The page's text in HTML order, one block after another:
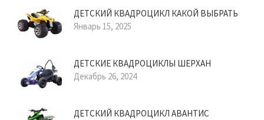
ДЕТСКИЙ КВАДРОЦИКЛ КАКОЙ ВЫБРАТЬ
Январь 15, 2025
ДЕТСКИЕ КВАДРОЦИКЛЫ ШЕРХАН
Декабрь 26, 2024
ДЕТСКИЙ КВАДРОЦИКЛ АВАНТИС